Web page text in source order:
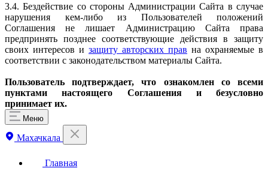
3.4. Бездействие со стороны Администрации Сайта в случае
нарушения кем-либо из Пользователей положений
Соглашения не лишает Администрацию Сайта права
предпринять позднее соответствующие действия в защиту
своих интересов и защиту авторских прав на охраняемые в
соответствии с законодательством материалы Сайта.
Пользователь подтверждает, что ознакомлен со всеми
пунктами настоящего Соглашения и безусловно
принимает их.
Меню
Махачкала
Главная